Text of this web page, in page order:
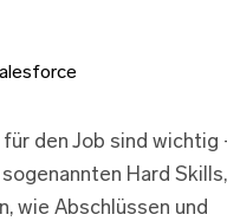
den Job sind wichtig
Hard Skills,
wie Abschlüssen und